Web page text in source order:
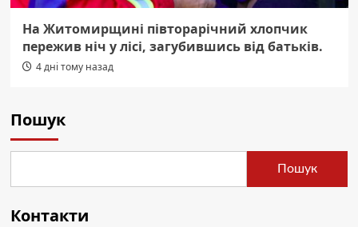
На Житомирщині півторарічний хлопчик
пережив ніч у лісі, загубившись від батьків.
4 дні тому назад
Пошук
Пошук
Контакти